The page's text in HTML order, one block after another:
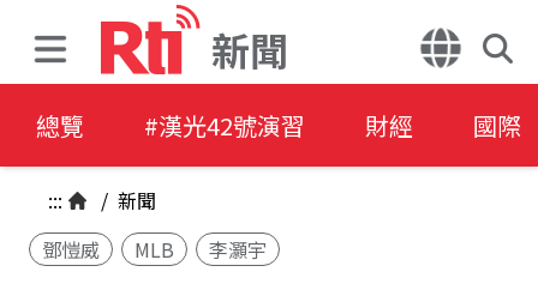
新聞
總覽 #漢光42號演習 財經 國際
::: / 新聞
鄧愷威
MLB 李灝宇